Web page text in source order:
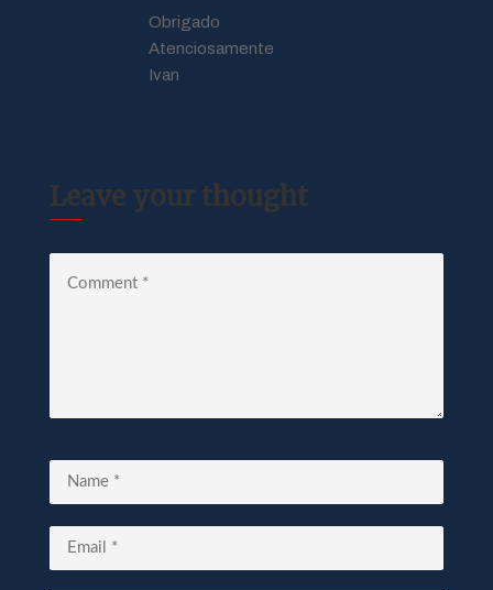
Obrigado
Atenciosamente
Ivan
Leave your thought